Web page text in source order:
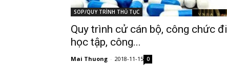
SOP/QUY TRÌNH THỦ TỤC
Quy trình cử cán bộ, công chức đi
học tập, công...
Mai Thuong - 2018-11-15 0